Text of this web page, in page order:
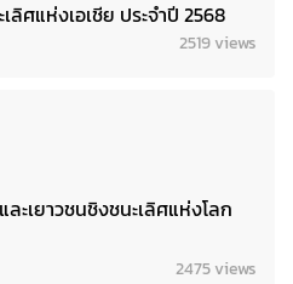
ศแห่งเอเชีย ประจำปี 2568
2519 views
เยาวชนชิงชนะเลิศแห่งโลก
2475 views